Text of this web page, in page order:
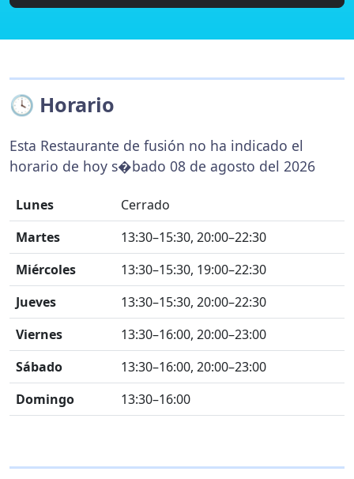
🕓 Horario
Esta Restaurante de fusión no ha indicado el
horario de hoy s�bado 08 de agosto del 2026
Lunes
Cerrado
Martes
13:30–15:30, 20:00–22:30
Miércoles
13:30–15:30, 19:00–22:30
Jueves
13:30–15:30, 20:00–22:30
Viernes
13:30–16:00, 20:00–23:00
Sábado
13:30–16:00, 20:00–23:00
Domingo
13:30–16:00